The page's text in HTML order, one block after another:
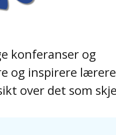
konferanser og
og inspirere
over det som